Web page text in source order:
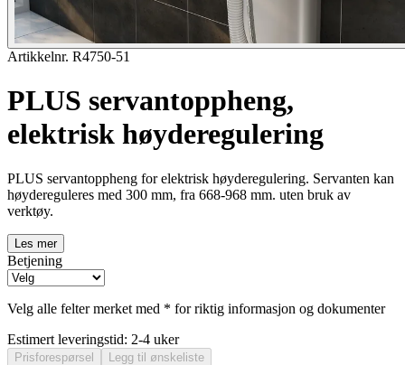
Artikkelnr. R4750-51
PLUS servantoppheng,
elektrisk høyderegulering
PLUS servantoppheng for elektrisk høyderegulering. Servanten kan
høydereguleres med 300 mm, fra 668-968 mm. uten bruk av
verktøy.
Les mer
Betjening
Velg alle felter merket med * for riktig informasjon og dokumenter
Estimert leveringstid: 2-4 uker
Prisforespørsel Legg til ønskeliste